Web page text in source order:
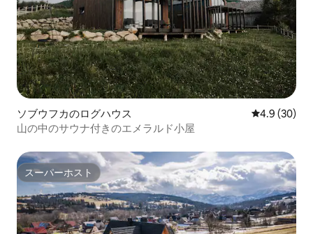
ソブウフカのログハウス レビュー30
4.9 (30)
山の中のサウナ付きのエメラルド小屋
スーパーホスト
スーパーホスト